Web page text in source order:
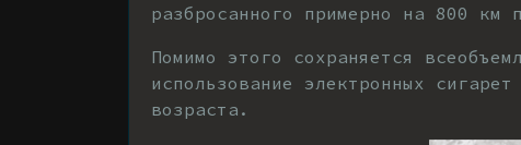
разбросанного примерно на 800 км
Помимо этого сохраняется
использование электронных
возраста.